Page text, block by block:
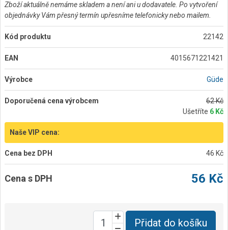
Zboží aktuálně nemáme skladem a není ani u dodavatele. Po vytvoření
objednávky Vám přesný termín upřesníme telefonicky nebo mailem.
Kód produktu 22142
EAN 4015671221421
Výrobce Güde
Doporučená cena výrobcem
62 Kč
Ušetříte 6 Kč
Naše VIP cena:
Cena bez DPH 46 Kč
Cena s DPH 56 Kč
Přidat do košíku